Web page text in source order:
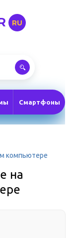
RU
Смартфоны
компьютере
на